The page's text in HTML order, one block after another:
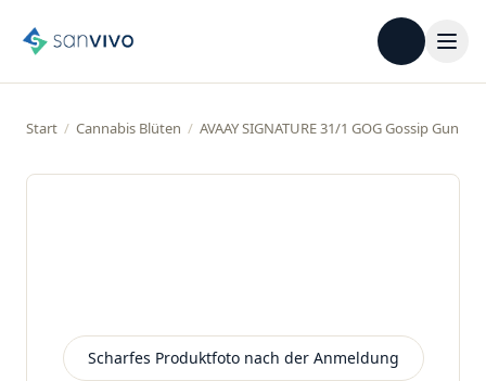
Start / Cannabis Blüten / AVAAY SIGNATURE 31/1 GOG Gossip Gun
Scharfes Produktfoto nach der Anmeldung